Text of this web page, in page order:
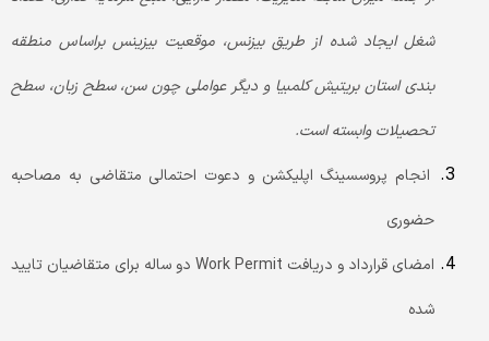
شغل ایجاد شده از طریق بیزنس، موقعیت بیزینس براساس منطقه
بندی استان بریتیش کلمبیا و دیگر عواملی چون سن، سطح زبان، سطح
تحصیلات وابسته است.
انجام پروسسینگ اپلیکشن و دعوت احتمالی متقاضی به مصاحبه
حضوری
امضای قرارداد و دریافت Work Permit دو ساله برای متقاضیان تایید
شده